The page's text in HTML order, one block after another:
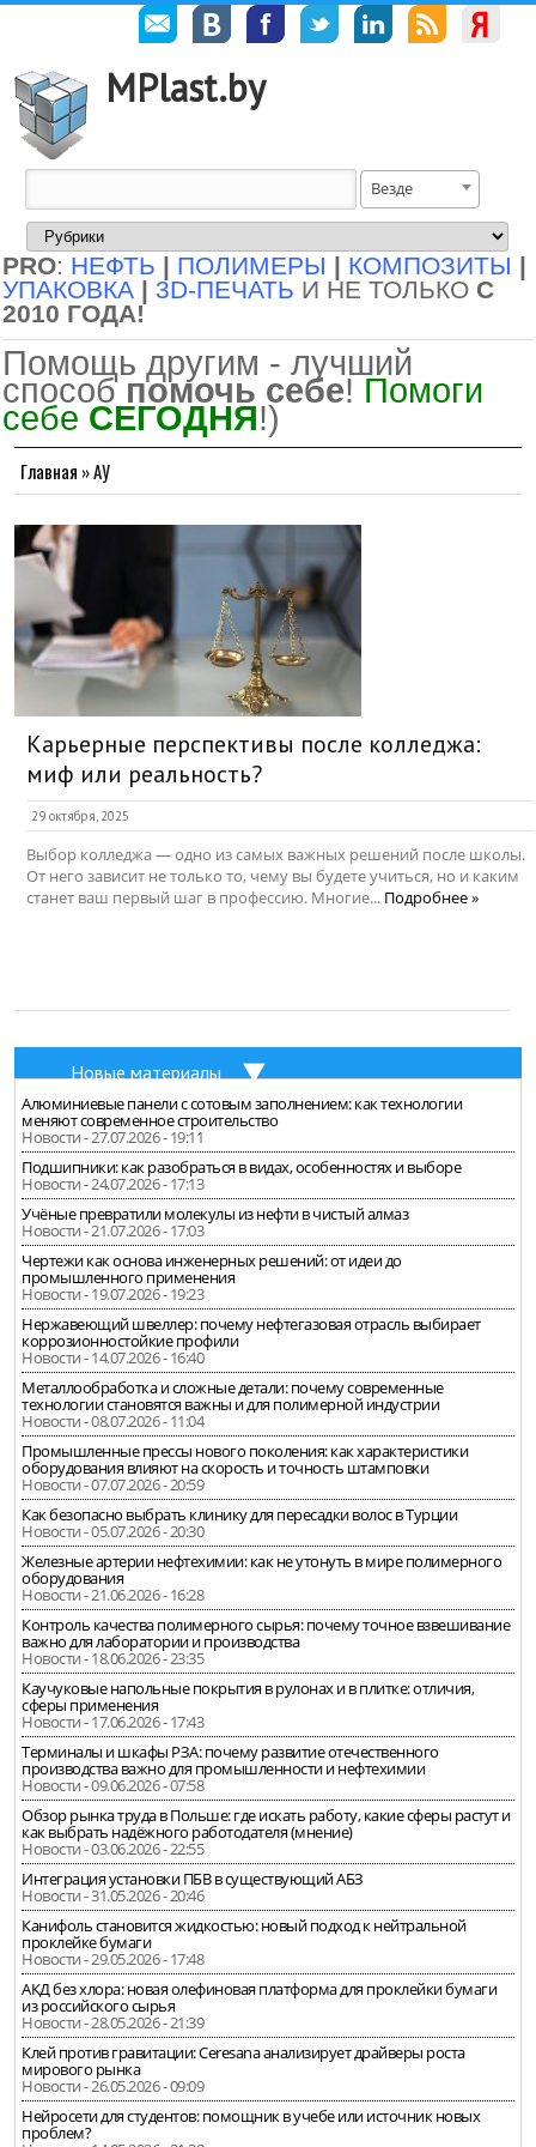
MPlast.by
Везде
PRO: НЕФТЬ | ПОЛИМЕРЫ | КОМПОЗИТЫ |
УПАКОВКА | 3D-ПЕЧАТЬ И НЕ ТОЛЬКО С
2010 ГОДА!
Помощь другим - лучший
способ помочь себе! Помоги
себе СЕГОДНЯ!)
Главная »АУ
Карьерные перспективы после колледжа:
миф или реальность?
29 октября, 2025
Выбор колледжа — одно из самых важных решений после школы.
От него зависит не только то, чему вы будете учиться, но и каким
станет ваш первый шаг в профессию. Многие... Подробнее »
Новые материалы
Алюминиевые панели с сотовым заполнением: как технологии
меняют современное строительство
Новости - 27.07.2026 - 19:11
Подшипники: как разобраться в видах, особенностях и выборе
Новости - 24.07.2026 - 17:13
Учёные превратили молекулы из нефти в чистый алмаз
Новости - 21.07.2026 - 17:03
Чертежи как основа инженерных решений: от идеи до
промышленного применения
Новости - 19.07.2026 - 19:23
Нержавеющий швеллер: почему нефтегазовая отрасль выбирает
коррозионностойкие профили
Новости - 14.07.2026 - 16:40
Металлообработка и сложные детали: почему современные
технологии становятся важны и для полимерной индустрии
Новости - 08.07.2026 - 11:04
Промышленные прессы нового поколения: как характеристики
оборудования влияют на скорость и точность штамповки
Новости - 07.07.2026 - 20:59
Как безопасно выбрать клинику для пересадки волос в Турции
Новости - 05.07.2026 - 20:30
Железные артерии нефтехимии: как не утонуть в мире полимерного
оборудования
Новости - 21.06.2026 - 16:28
Контроль качества полимерного сырья: почему точное взвешивание
важно для лаборатории и производства
Новости - 18.06.2026 - 23:35
Каучуковые напольные покрытия в рулонах и в плитке: отличия,
сферы применения
Новости - 17.06.2026 - 17:43
Терминалы и шкафы РЗА: почему развитие отечественного
производства важно для промышленности и нефтехимии
Новости - 09.06.2026 - 07:58
Обзор рынка труда в Польше: где искать работу, какие сферы растут и
как выбрать надёжного работодателя (мнение)
Новости - 03.06.2026 - 22:55
Интеграция установки ПБВ в существующий АБЗ
Новости - 31.05.2026 - 20:46
Канифоль становится жидкостью: новый подход к нейтральной
проклейке бумаги
Новости - 29.05.2026 - 17:48
АКД без хлора: новая олефиновая платформа для проклейки бумаги
из российского сырья
Новости - 28.05.2026 - 21:39
Клей против гравитации: Ceresana анализирует драйверы роста
мирового рынка
Новости - 26.05.2026 - 09:09
Нейросети для студентов: помощник в учебе или источник новых
проблем?